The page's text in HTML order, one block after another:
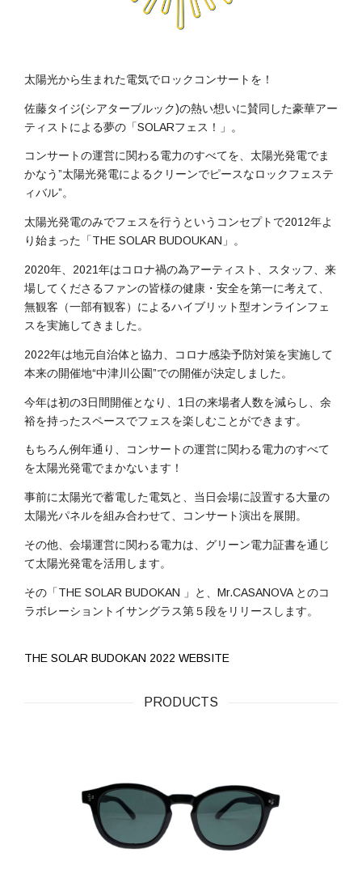
太陽光から生まれた電気でロックコンサートを！
佐藤タイジ(シアターブルック)の熱い想いに賛同した豪華アー
ティストによる夢の「SOLARフェス！」。
コンサートの運営に関わる電力のすべてを、太陽光発電でま
かなう”太陽光発電によるクリーンでピースなロックフェステ
ィバル”。
太陽光発電のみでフェスを行うというコンセプトで2012年よ
り始まった「THE SOLAR BUDOUKAN」。
2020年、2021年はコロナ禍の為アーティスト、スタッフ、来
場してくださるファンの皆様の健康・安全を第一に考えて、
無観客（一部有観客）によるハイブリット型オンラインフェ
スを実施してきました。
2022年は地元自治体と協力、コロナ感染予防対策を実施して
本来の開催地“中津川公園”での開催が決定しました。
今年は初の3日間開催となり、1日の来場者人数を減らし、余
裕を持ったスペースでフェスを楽しむことができます。
もちろん例年通り、コンサートの運営に関わる電力のすべて
を太陽光発電でまかないます！
事前に太陽光で蓄電した電気と、当日会場に設置する大量の
太陽光パネルを組み合わせて、コンサート演出を展開。
その他、会場運営に関わる電力は、グリーン電力証書を通じ
て太陽光発電を活用します。
その「THE SOLAR BUDOKAN 」と、Mr.CASANOVA とのコ
ラボレーショントイサングラス第５段をリリースします。
THE SOLAR BUDOKAN 2022 WEBSITE
PRODUCTS